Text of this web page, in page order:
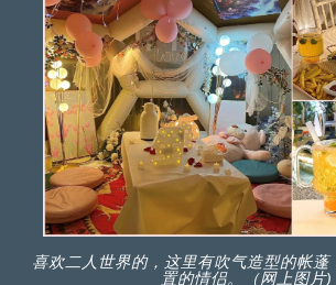
喜欢二人世界的，这里有吹气造型的帐蓬
置的情侣。（网上图片)